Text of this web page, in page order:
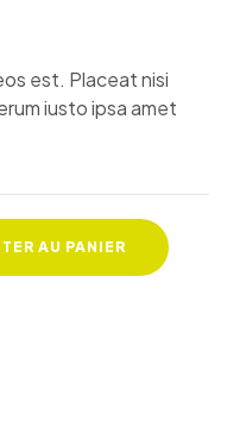
est. Placeat nisi
iusto ipsa amet
AU PANIER